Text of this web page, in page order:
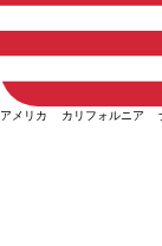
アメリカ カリフォルニア